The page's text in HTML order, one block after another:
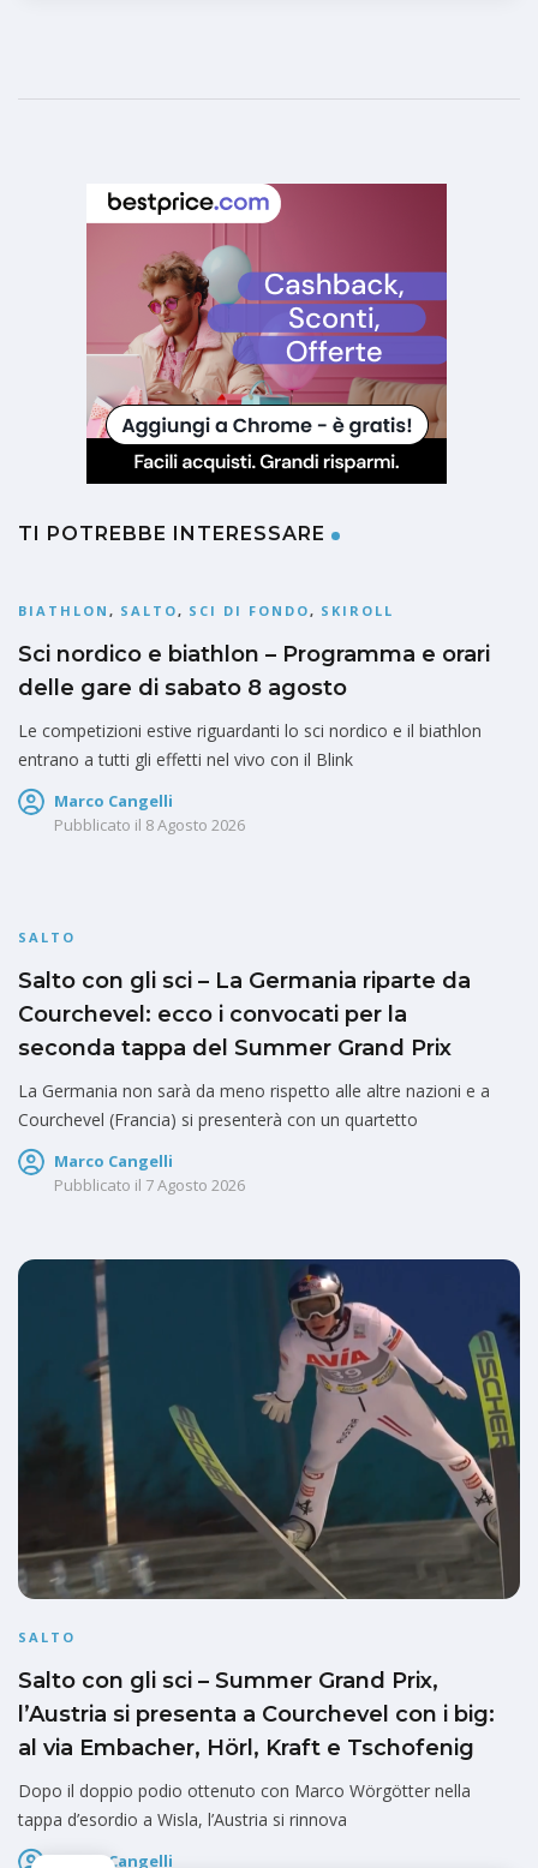
TI POTREBBE INTERESSARE
BIATHLON , SALTO, SCI DI FONDO, SKIROLL
Sci nordico e biathlon – Programma e orari
delle gare di sabato 8 agosto
Le competizioni estive riguardanti lo sci nordico e il biathlon
entrano a tutti gli effetti nel vivo con il Blink
Marco Cangelli
Pubblicato il 8 Agosto 2026
SALTO
Salto con gli sci – La Germania riparte da
Courchevel: ecco i convocati per la
seconda tappa del Summer Grand Prix
La Germania non sarà da meno rispetto alle altre nazioni e a
Courchevel (Francia) si presenterà con un quartetto
Marco Cangelli
Pubblicato il 7 Agosto 2026
SALTO
Salto con gli sci – Summer Grand Prix,
l’Austria si presenta a Courchevel con i big:
al via Embacher, Hörl, Kraft e Tschofenig
Dopo il doppio podio ottenuto con Marco Wörgötter nella
tappa d’esordio a Wisla, l’Austria si rinnova
Marco Cangelli